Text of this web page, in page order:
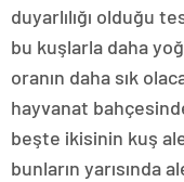
duyarlılığı olduğu
bu kuşlarla daha
oranın daha sık
hayvanat
beşte ikisinin kuş
bunların yarısında